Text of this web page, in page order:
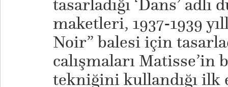
tasarladığı ‘Dans’
maketleri, 1937-1939
Noir” balesi için
calışmaları Matisse’in
tekniğini kullandığı ilk